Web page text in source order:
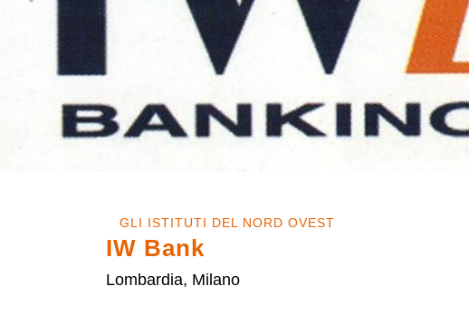
GLI ISTITUTI DEL NORD OVEST
IW Bank
Lombardia, Milano